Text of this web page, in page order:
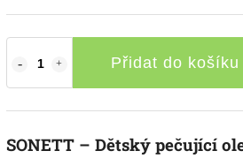
Přidat do košíku
SONETT – Dětský pečující